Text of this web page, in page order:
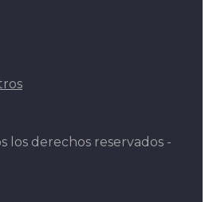
los derechos reservados -